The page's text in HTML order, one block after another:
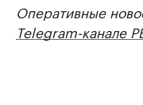
Оперативные
Telegram-канале